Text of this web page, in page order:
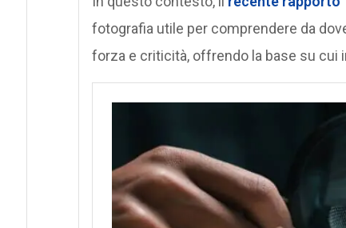
fotografia utile per comprendere da
forza e criticità, offrendo la base su